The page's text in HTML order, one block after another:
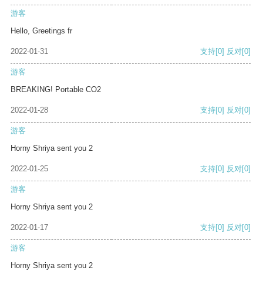
游客
Hello, Greetings fr
2022-01-31 支持[0] 反对[0]
游客
BREAKING! Portable CO2
2022-01-28 支持[0] 反对[0]
游客
Horny Shriya sent you 2
2022-01-25 支持[0] 反对[0]
游客
Horny Shriya sent you 2
2022-01-17 支持[0] 反对[0]
游客
Horny Shriya sent you 2